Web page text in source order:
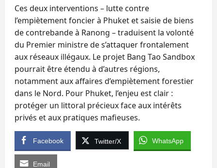
Ces deux interventions – lutte contre
l’empiètement foncier à Phuket et saisie de biens
de contrebande à Ranong – traduisent la volonté
du Premier ministre de s’attaquer frontalement
aux réseaux illégaux. Le projet Bang Tao Sandbox
pourrait être étendu à d’autres régions,
notamment aux affaires d’empiètement forestier
dans le Nord. Pour Phuket, l’enjeu est clair :
protéger un littoral précieux face aux intérêts
privés et aux pratiques mafieuses.
Facebook Twitter/X WhatsApp
Email